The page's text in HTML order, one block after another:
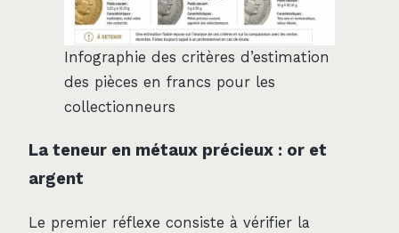
Infographie des critères d’estimation
des pièces en francs pour les
collectionneurs
La teneur en métaux précieux : or et
argent
Le premier réflexe consiste à vérifier la